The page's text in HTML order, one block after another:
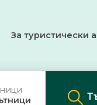
За туристически